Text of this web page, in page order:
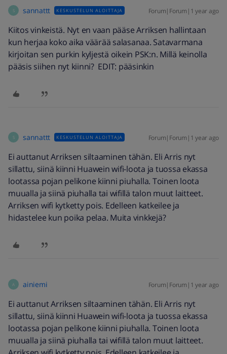
S sannattt KESKUSTELUN ALOITTAJA Forum|Forum|1 year ago
Kiitos vinkeistä. Nyt en vaan pääse Arriksen hallintaan
kun herjaa koko aika väärää salasanaa. Satavarmana
kirjoitan sen purkin kyljestä oikein PSK:n. Millä keinolla
pääsis siihen nyt kiinni? EDIT: pääsinkin
S sannattt KESKUSTELUN ALOITTAJA Forum|Forum|1 year ago
Ei auttanut Arriksen siltaaminen tähän. Eli Arris nyt
sillattu, siinä kiinni Huawein wifi-loota ja tuossa ekassa
lootassa pojan pelikone kiinni piuhalla. Toinen loota
muualla ja siinä piuhalla tai wifillä talon muut laitteet.
Arriksen wifi kytketty pois. Edelleen katkeilee ja
hidastelee kun poika pelaa. Muita vinkkejä?
A ainiemi Forum|Forum|1 year ago
Ei auttanut Arriksen siltaaminen tähän. Eli Arris nyt
sillattu, siinä kiinni Huawein wifi-loota ja tuossa ekassa
lootassa pojan pelikone kiinni piuhalla. Toinen loota
muualla ja siinä piuhalla tai wifillä talon muut laitteet.